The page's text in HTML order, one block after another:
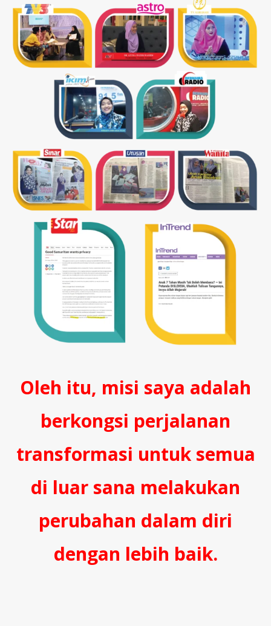
Oleh itu, misi saya adalah
berkongsi perjalanan
transformasi untuk semua
di luar sana melakukan
perubahan dalam diri
dengan lebih baik.